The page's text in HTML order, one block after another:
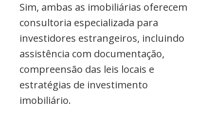
Sim, ambas as imobiliárias oferecem
consultoria especializada para
investidores estrangeiros, incluindo
assistência com documentação,
compreensão das leis locais e
estratégias de investimento
imobiliário.